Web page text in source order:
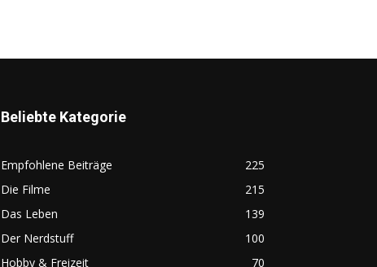
Beliebte Kategorie
Empfohlene Beiträge
225
Die Filme
215
Das Leben
139
Der Nerdstuff
100
Hobby & Freizeit
70